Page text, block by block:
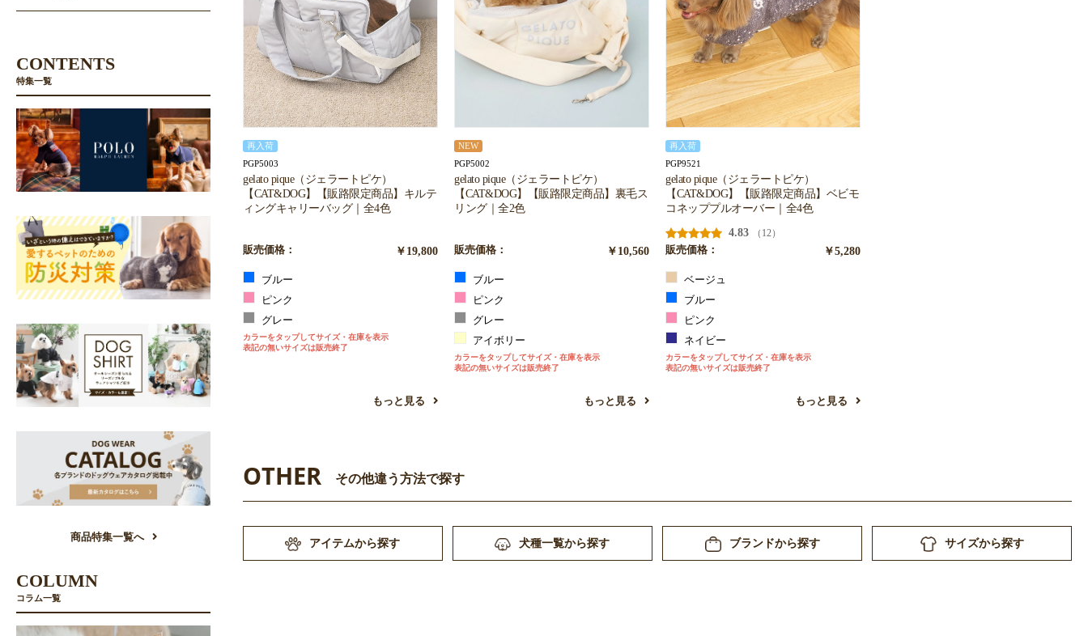
再入荷
PGP5003
gelato pique（ジェラートピケ）
【CAT&DOG】【販路限定商品】キルテ
ィングキャリーバッグ｜全4色
販売価格： ￥19,800
ブルー
ピンク
グレー
カラーをタップしてサイズ・在庫を表示
表記の無いサイズは販売終了
もっと見る
NEW
PGP5002
gelato pique（ジェラートピケ）
【CAT&DOG】【販路限定商品】裏毛ス
リング｜全2色
販売価格： ￥10,560
ブルー
ピンク
グレー
アイボリー
カラーをタップしてサイズ・在庫を表示
表記の無いサイズは販売終了
もっと見る
再入荷
PGP9521
gelato pique（ジェラートピケ）
【CAT&DOG】【販路限定商品】ベビモ
コネッププルオーバー｜全4色
4.83
（12）
販売価格：
￥5,280
ベージュ
ブルー
ピンク
ネイビー
カラーをタップしてサイズ・在庫を表示
表記の無いサイズは販売終了
もっと見る
お買い物を続ける カートへ進む
OTHER その他違う方法で探す
アイテムから探す 犬種一覧から探す ブランドから探す サイズから探す
CONTENTS
特集一覧
商品特集一覧へ
COLUMN
コラム一覧